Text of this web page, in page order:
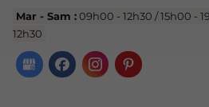
Mar - Sam :09h00 - 12h30 / 15h00 -
12h30